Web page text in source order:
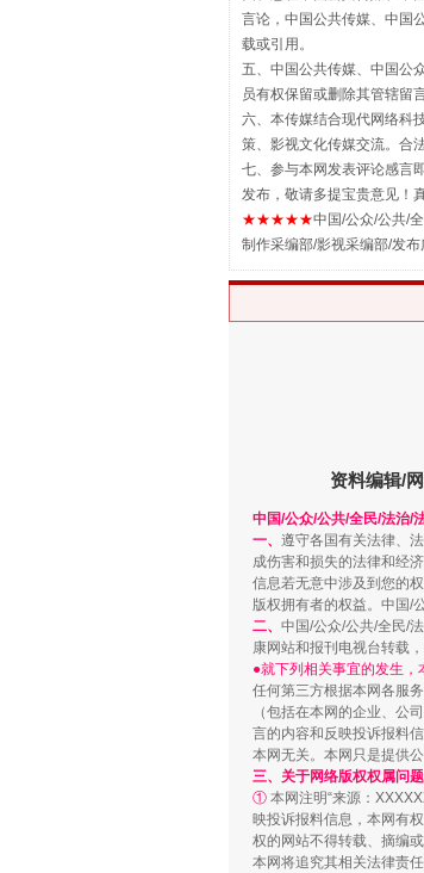
漫山遍野的桃花与
网上购药
言论，中国公共传媒、中国
载或引用。
五、中国公共传媒、中国公
员有权保留或删除其管辖留
六、本传媒结合现代网络科
策、影视文化传媒交流。合
七、参与本网发表评论感言
发布，敬请多提宝贵意见！
★★★★★中国/公众/公共/
制作采编部/影视采编部/发布
资料编辑/
中国/公众/公共/全民/法治/
一、 遵守各国有关法律、
成伤害和损失的法律和经
信息若无意中涉及到您的
版权拥有者的权益。中国/
二、 中国/公众/公共/全民/
康网站和报刊电视台转载
●就下列相关事宜的发生
任何第三方根据本网各服
（包括在本网的企业、公
言的内容和反映投诉报料
本网无关。本网只是提供
三、关于网络版权权属问题
① 本网注明“来源：
映投诉报料信息，本网有
权的网站不得转载、摘编
本网将追究其相关法律责